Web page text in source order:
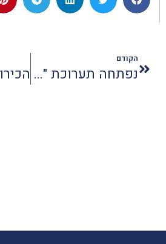
הקודם
נפתחה תערוכת "זוהר קיץ"